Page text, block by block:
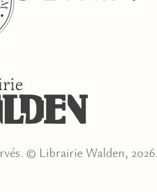
© Librairie Walden,